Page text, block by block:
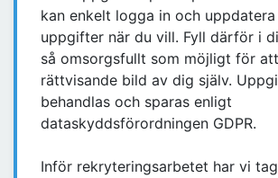
kan enkelt logga in och uppdatera
uppgifter när du vill. Fyll därför i
så omsorgsfullt som möjligt för
rättvisande bild av dig själv.
behandlas och sparas enligt
dataskyddsförordningen GDPR.
Inför rekryteringsarbetet har vi